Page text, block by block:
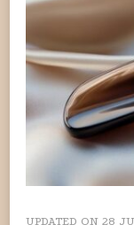
UPDATED ON 28